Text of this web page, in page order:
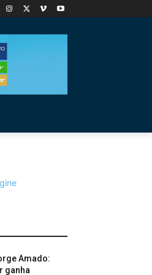
Amado:
ganha